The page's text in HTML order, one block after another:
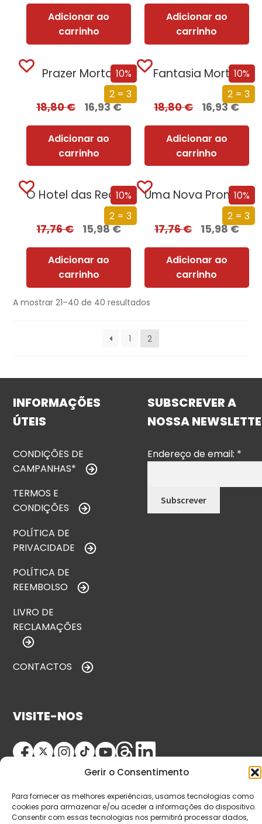
Gerir o Consentimento
Para fornecer as melhores experiências, usamos tecnologias como
cookies para armazenar e/ou aceder a informações do dispositivo.
Consentir com essas tecnologias nos permitirá processar dados,
Adicionar ao
carrinho
Adicionar ao
carrinho
10%
2 = 3
Prazer Mortal
18,80€ 16,93€
Adicionar ao
carrinho
10%
2 = 3
Fantasia Mortal
18,80€ 16,93€
Adicionar ao
carrinho
10%
2 = 3
O Hotel das Recordações
17,76€ 15,98€
Adicionar ao
carrinho
10%
2 = 3
Uma Nova Promessa
17,76€ 15,98€
Adicionar ao
carrinho
A mostrar 21–40 de 40 resultados
1 2
INFORMAÇÕES
ÚTEIS
CONDIÇÕES DE
CAMPANHAS*
TERMOS E
CONDIÇÕES
POLÍTICA DE
PRIVACIDADE
POLÍTICA DE
REEMBOLSO
LIVRO DE
RECLAMAÇÕES
CONTACTOS
SUBSCREVER A
NOSSA
Endereço de email: *
VISITE-NOS